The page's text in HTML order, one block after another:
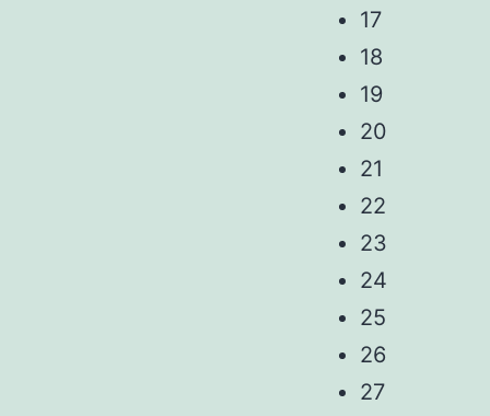
17
18
19
20
21
22
23
24
25
26
27